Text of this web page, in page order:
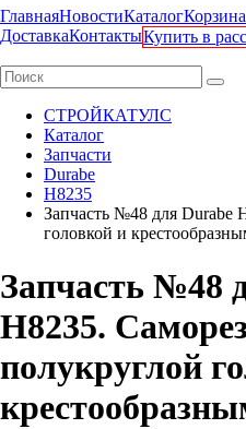
ГлавнаяНовостиКаталогКорзина
ДоставкаКонтактыКупить в
СТРОЙКАТУЛС
Каталог
Запчасти
Durabe
H8235
Запчасть №48 для Durabe
головкой и
Запчасть №48
H8235.
полукруглой